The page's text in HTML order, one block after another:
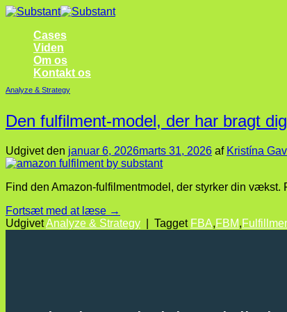
Fortsæt
indholdCases
Viden
Om os
Kontakt os
Analyze & Strategy
Den fulfilment-model, der har bragt
Udgivet den januar 6, 2026marts 31, 2026 af Kristína
Find den Amazon-fulfilmentmodel, der styrker din
Fortsæt med at læse →
UdgivetAnalyze & Strategy Tagget FBA,FBM,